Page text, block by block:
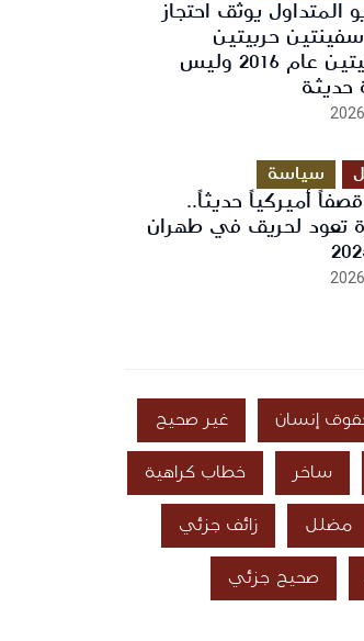
المتداول يوثق احتجاز
سفينتين حربيتين
أمريكيتين عام 2016 وليس
حديثة
سياسة
أميركياً حديثاً..
تعود لحريق في طهران
إنسان غير صحيح
ساخر خطاب كراهية
مضلل زائف جزئي
صحيح جزئي